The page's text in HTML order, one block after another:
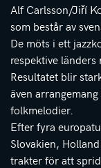
Alf Carlsson/Jiří
som består av
De möts i ett
respektive länders
Resultatet blir
även
folkmelodier.
Efter fyra
Slovakien,
trakter för att